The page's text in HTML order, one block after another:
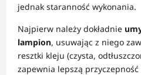
jednak staranność wykonania.
Najpierw należy dokładnie
lampion, usuwając z niego
resztki kleju (czysta,
zapewnia lepszą